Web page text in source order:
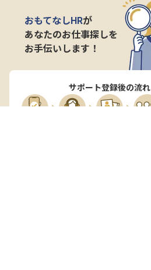
おもてなしHRが
あなたのお仕事探しを
お手伝いします！
サポート登録後の流れ